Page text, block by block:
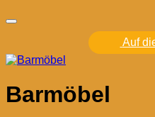
Auf
Barmöbel